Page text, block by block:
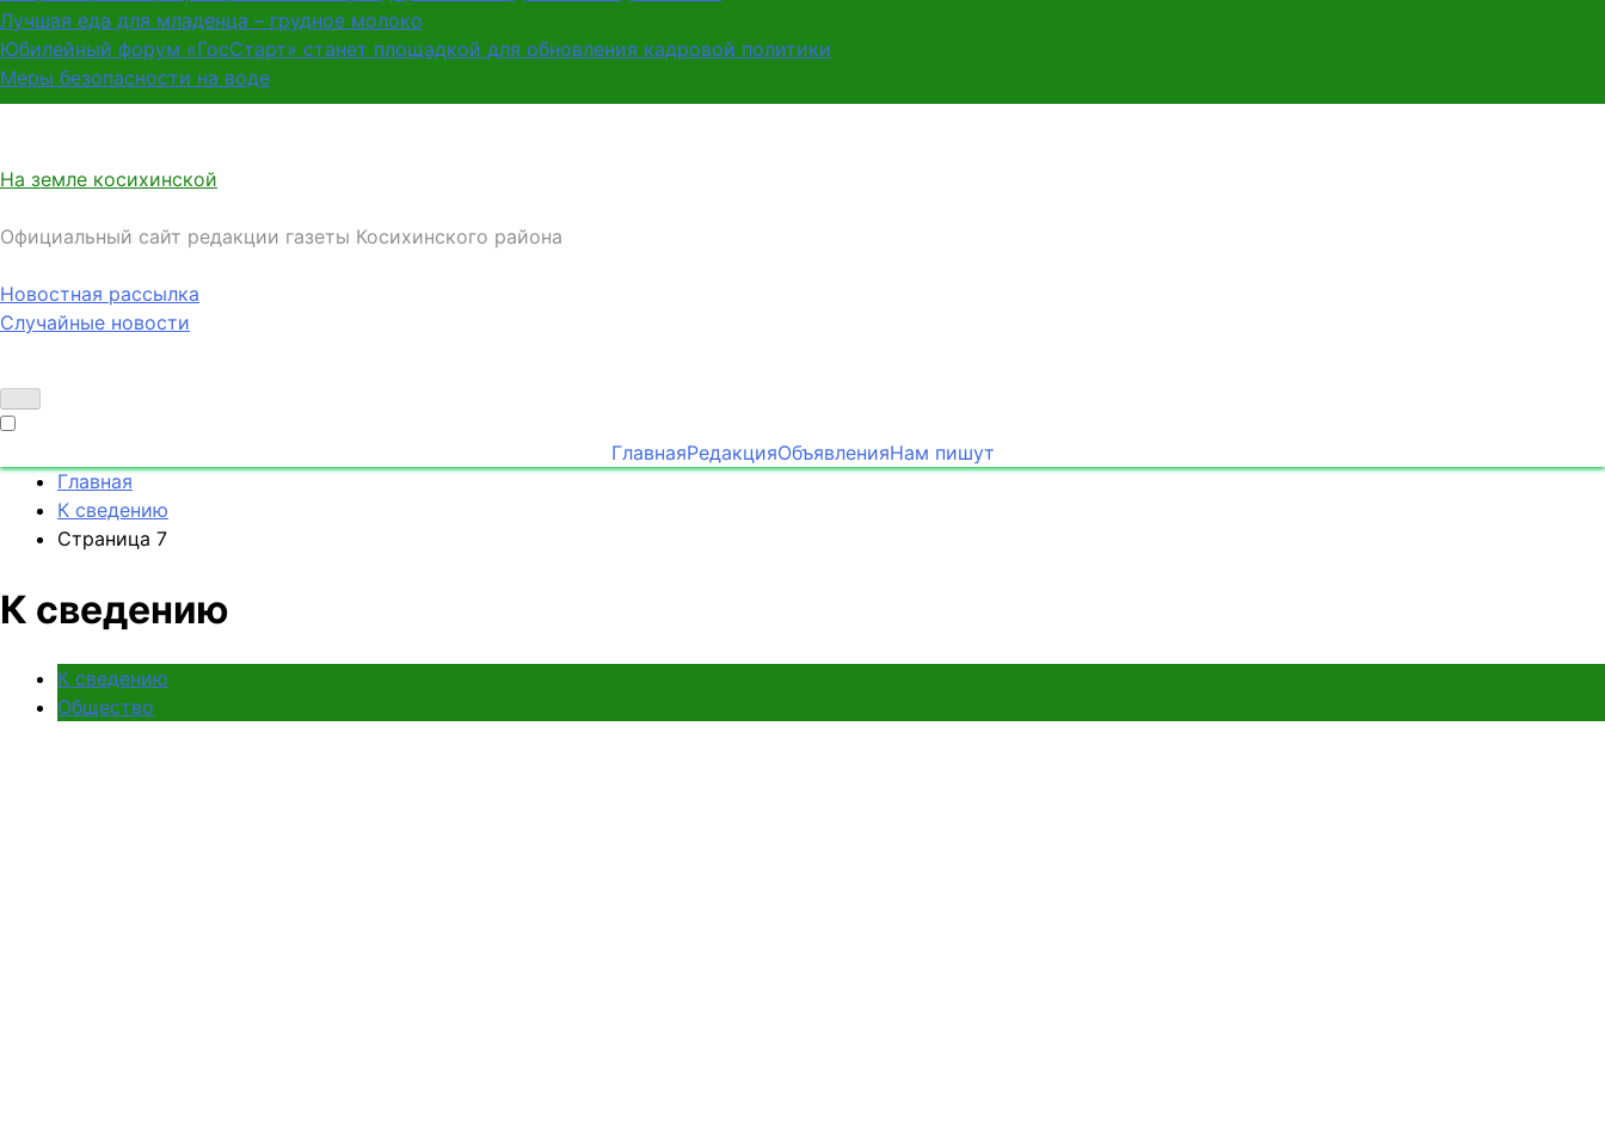
Лучшая еда для младенца – грудное молоко
Юбилейный форум «ГосСтарт» станет площадкой для обновления кадровой политики
Меры безопасности на воде
На земле косихинской
Официальный сайт редакции газеты Косихинского района
Новостная рассылка
Случайные новости
ГлавнаяРедакцияОбъявленияНам пишут
Главная
К сведению
Страница 7
К сведению
К сведению
Общество